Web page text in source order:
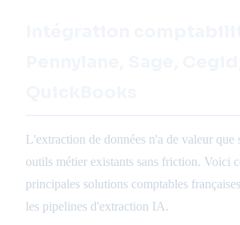
L'extraction de données n'a de valeur que
outils métier existants sans friction. Voici
principales solutions comptables
les pipelines d'extraction IA.